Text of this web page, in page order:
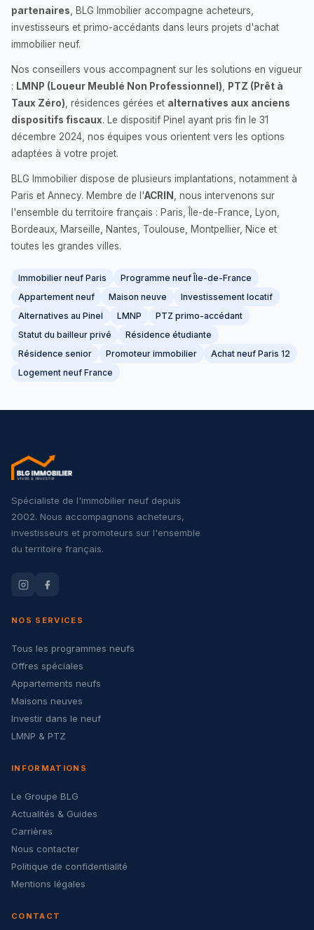
partenaires , BLG Immobilier accompagne acheteurs,
investisseurs et primo-accédants dans leurs projets d'achat
immobilier neuf.
Nos conseillers vous accompagnent sur les solutions en vigueur
: LMNP (Loueur Meublé Non Professionnel)
PTZ (Prêt à
Taux Zéro) , résidences gérées et alternatives aux anciens
dispositifs fiscaux. Le dispositif Pinel ayant pris fin le 31
décembre 2024, nos équipes vous orientent vers les options
adaptées à votre projet.
BLG Immobilier dispose de plusieurs implantations, notamment à
Paris et Annecy. Membre de l'ACRIN
, nous intervenons sur
l'ensemble du territoire français : Paris, Île-de-France, Lyon,
Bordeaux, Marseille, Nantes, Toulouse, Montpellier, Nice et
toutes les grandes villes.
Immobilier neuf Paris
Programme neuf Île-de-France
Appartement neuf
Maison neuve
Investissement locatif
Alternatives au Pinel
LMNP
PTZ primo-accédant
Statut du bailleur privé
Résidence étudiante
Résidence senior
Promoteur immobilier
Achat neuf Paris 12
Logement neuf France
Spécialiste de l'immobilier neuf depuis
2002. Nous accompagnons acheteurs,
investisseurs et promoteurs sur l'ensemble
du territoire français.
NOS SERVICES
Tous les programmes neufs
Offres spéciales
Appartements neufs
Maisons neuves
Investir dans le neuf
LMNP & PTZ
INFORMATIONS
Le Groupe BLG
Actualités & Guides
Carrières
Nous contacter
Politique de confidentialité
Mentions légales
CONTACT